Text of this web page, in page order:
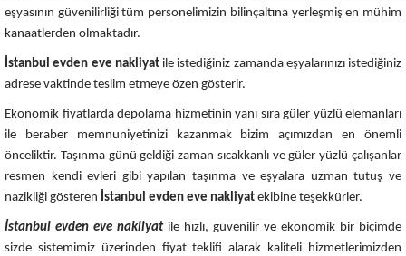
eşyasının güvenilirliği tüm personelimizin bilinçaltına yerleşmiş en mühim
kanaatlerden olmaktadır.
İstanbul evden eve nakliyatile istediğiniz zamanda eşyalarınızı istediğiniz
adrese vaktinde teslim etmeye özen gösterir.
Ekonomik fiyatlarda depolama hizmetinin yanı sıra güler yüzlü elemanları
ile beraber memnuniyetinizi kazanmak bizim açımızdan en önemli
önceliktir. Taşınma günü geldiği zaman sıcakkanlı ve güler yüzlü çalışanlar
resmen kendi evleri gibi yapılan taşınma ve eşyalara uzman tutuş ve
nazikliği gösteren İstanbul evden eve nakliyat ekibine teşekkürler.
İstanbul evden eve nakliyatile hızlı, güvenilir ve ekonomik bir biçimde
sizde sistemimiz üzerinden fiyat teklifi alarak kaliteli hizmetlerimizden